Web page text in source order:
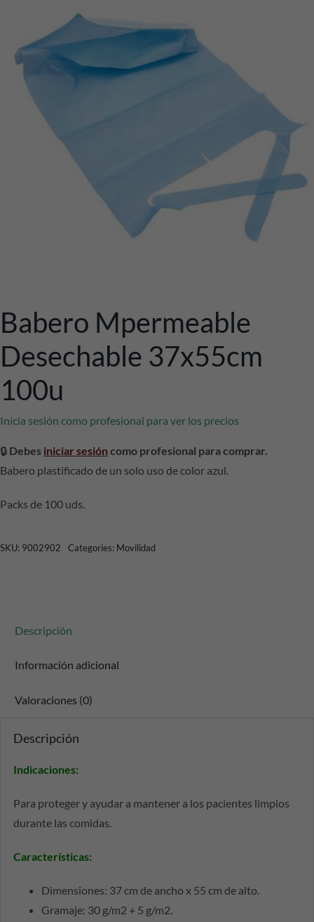
Babero Mpermeable
Desechable 37x55cm
100u
Inicia sesión como profesional para ver los precios
🔒 Debes iniciar sesión como profesional para comprar.
Babero plastificado de un solo uso de color azul.
Packs de 100 uds.
SKU: 9002902 Categories: Movilidad
Descripción
Información adicional
Valoraciones (0)
Descripción
Indicaciones:
Para proteger y ayudar a mantener a los pacientes limpios
durante las comidas.
Características:
Dimensiones: 37 cm de ancho x 55 cm de alto.
Gramaje: 30 g/m2 + 5 g/m2.